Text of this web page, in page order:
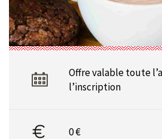
Offre valable toute
l’inscription
0 €